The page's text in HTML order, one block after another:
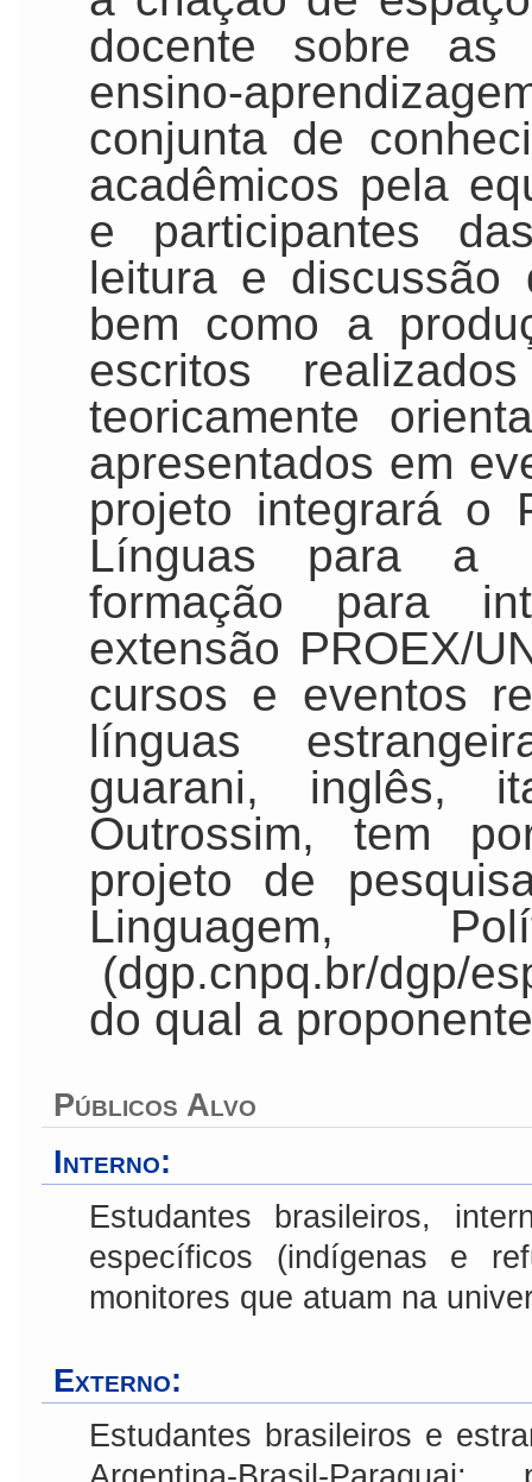
docente sobre as
ensino-
conjunta de
acadêmicos pela
e participantes
leitura e discussão
bem como a
escritos
teoricamente
apresentados em
projeto integrará o
Línguas para a
formação para
extensão PROEX/
cursos e eventos
línguas
guarani, inglês,
Outrossim, tem
projeto de
Linguagem,
(dgp.cnpq.br/dgp/
do qual a
Públicos Alvo
Interno:
Estudantes brasileiros,
específicos (indígenas e
monitores que atuam na
Externo:
Estudantes brasileiros e